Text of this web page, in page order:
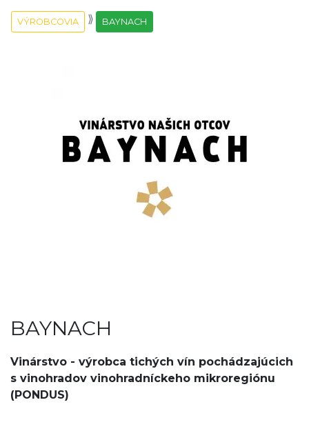
VÝROBCOVIA BAYNACH
BAYNACH
Vinárstvo - výrobca tichých vín pochádzajúcich
s vinohradov vinohradníckeho mikroregiónu
(PONDUS)